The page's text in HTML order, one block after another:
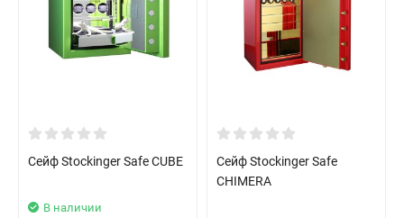
Сейф Stockinger Safe CUBE
В наличии
Сейф Stockinger Safe
CHIMERA